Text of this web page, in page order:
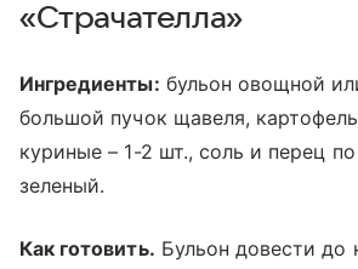
«Страчателла»
Ингредиенты: бульон овощной
большой пучок щавеля,
куриные – 1-2 шт., соль и перец по
зеленый.
Как готовить. Бульон довести до